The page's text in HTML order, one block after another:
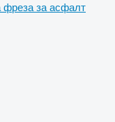
фреза за асфалт